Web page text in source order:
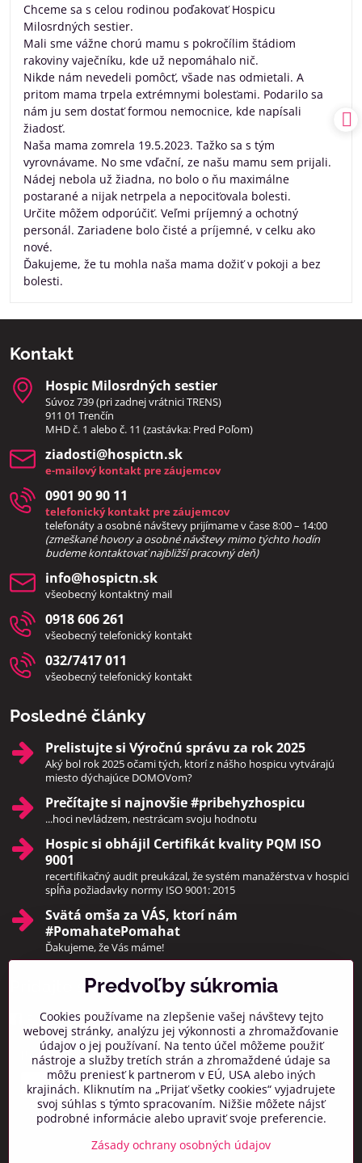
5
Chceme sa s celou rodinou poďakovať Hospicu
Milosrdných sestier.
Mali sme vážne chorú mamu s pokročílim štádiom
rakoviny vaječníku, kde už nepomáhalo nič.
Nikde nám nevedeli pomôcť, všade nas odmietali. A
pritom mama trpela extrémnymi bolesťami. Podarilo sa
nám ju sem dostať formou nemocnice, kde napísali
žiadosť.
Naša mama zomrela 19.5.2023. Tažko sa s tým
vyrovnávame. No sme vďační, ze našu mamu sem prijali.
Nádej nebola už žiadna, no bolo o ňu maximálne
postarané a nijak netrpela a nepociťovala bolesti.
Určite môžem odporúčiť. Veľmi príjemný a ochotný
personál. Zariadene bolo čisté a príjemné, v celku ako
nové.
Ďakujeme, že tu mohla naša mama dožiť v pokoji a bez
bolesti.
Kontakt
Hospic Milosrdných sestier
Súvoz 739 (pri zadnej vrátnici TRENS)
911 01 Trenčín
MHD č. 1 alebo č. 11 (zastávka: Pred Poľom)
ziadosti​@hospictn​.sk
e-mailový kontakt pre záujemcov
0901 90 90 11
telefonický kontakt pre záujemcov
telefonáty a osobné návštevy prijímame v čase 8:00 – 14:00
(zmeškané hovory a osobné návštevy mimo týchto hodín
budeme kontaktovať najbližší pracovný deň)
info​@hospictn​.sk
všeobecný kontaktný mail
0918 606 261
všeobecný telefonický kontakt
032/7417 011
všeobecný telefonický kontakt
Posledné články
Prelistujte si Výročnú správu za rok 2025
Aký bol rok 2025 očami tých, ktorí z nášho hospicu vytvárajú
miesto dýchajúce DOMOVom?
Prečítajte si najnovšie #pribehyzhospicu
...hoci nevládzem, nestrácam svoju hodnotu
Hospic si obhájil Certifikát kvality PQM ISO
9001
recertifikačný audit preukázal, že systém manažérstva v hospici
spĺňa požiadavky normy ISO 9001: 2015
Svätá omša za VÁS, ktorí nám
#PomahatePomahat
Ďakujeme, že Vás máme!
Pridajte sa k nám
Facebook Instagram
Prihlásiť na odber noviniek
Predvoľby súkromia
Cookies používame na zlepšenie vašej návštevy tejto
webovej stránky, analýzu jej výkonnosti a zhromažďovanie
údajov o jej používaní. Na tento účel môžeme použiť
nástroje a služby tretích strán a zhromaždené údaje sa
môžu preniesť k partnerom v EÚ, USA alebo iných
krajinách. Kliknutím na „Prijať všetky cookies“ vyjadrujete
svoj súhlas s týmto spracovaním. Nižšie môžete nájsť
podrobné informácie alebo upraviť svoje preferencie.
Zásady ochrany osobných údajov